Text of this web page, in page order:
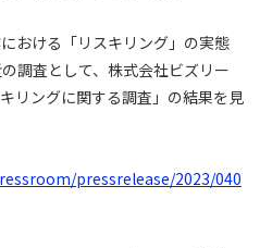
おける「リスキリング」の実態
調査として、株式会社ビズリー
リングに関する調査」の結果を見
pressrelease/2023/040